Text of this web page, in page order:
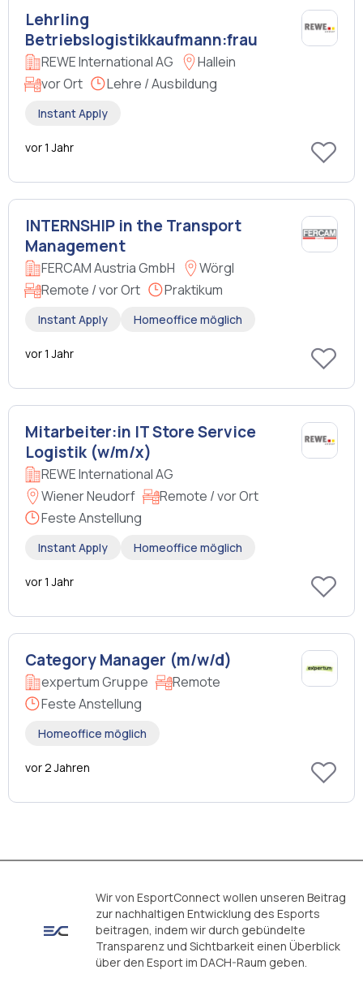
Lehrling
Betriebslogistikkaufmann:frau
REWE International AG
Hallein
vor Ort
Lehre / Ausbildung
Instant Apply
vor 1 Jahr
INTERNSHIP in the Transport
Management
FERCAM Austria GmbH
Wörgl
Remote / vor Ort
Praktikum
Instant Apply Homeoffice möglich
vor 1 Jahr
Mitarbeiter:in IT Store Service
Logistik (w/m/x)
REWE International AG
Wiener Neudorf
Remote / vor Ort
Feste Anstellung
Instant Apply Homeoffice möglich
vor 1 Jahr
Category Manager (m/w/d)
expertum Gruppe
Remote
Feste Anstellung
Homeoffice möglich
vor 2 Jahren
Wir von EsportConnect wollen unseren Beitrag
zur nachhaltigen Entwicklung des Esports
beitragen, indem wir durch gebündelte
Transparenz und Sichtbarkeit einen Überblick
über den Esport im DACH-Raum geben.